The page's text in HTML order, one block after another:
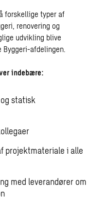
forskellige typer af
renovering og
udvikling blive
afdelingen.
indebære:
statisk
projektmateriale i alle
med leverandører om